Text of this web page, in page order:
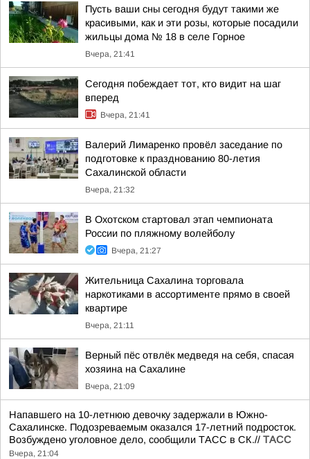
Пусть ваши сны сегодня будут такими же
красивыми, как и эти розы, которые посадили
жильцы дома № 18 в селе Горное
Вчера, 21:41
Сегодня побеждает тот, кто видит на шаг
вперед
Вчера, 21:41
Валерий Лимаренко провёл заседание по
подготовке к празднованию 80-летия
Сахалинской области
Вчера, 21:32
В Охотском стартовал этап чемпионата
России по пляжному волейболу
Вчера, 21:27
Жительница Сахалина торговала
наркотиками в ассортименте прямо в своей
квартире
Вчера, 21:11
Верный пёс отвлёк медведя на себя, спасая
хозяина на Сахалине
Вчера, 21:09
Напавшего на 10-летнюю девочку задержали в Южно-
Сахалинске. Подозреваемым оказался 17-летний подросток.
Возбуждено уголовное дело, сообщили ТАСС в СК.// ТАСС
Вчера, 21:04